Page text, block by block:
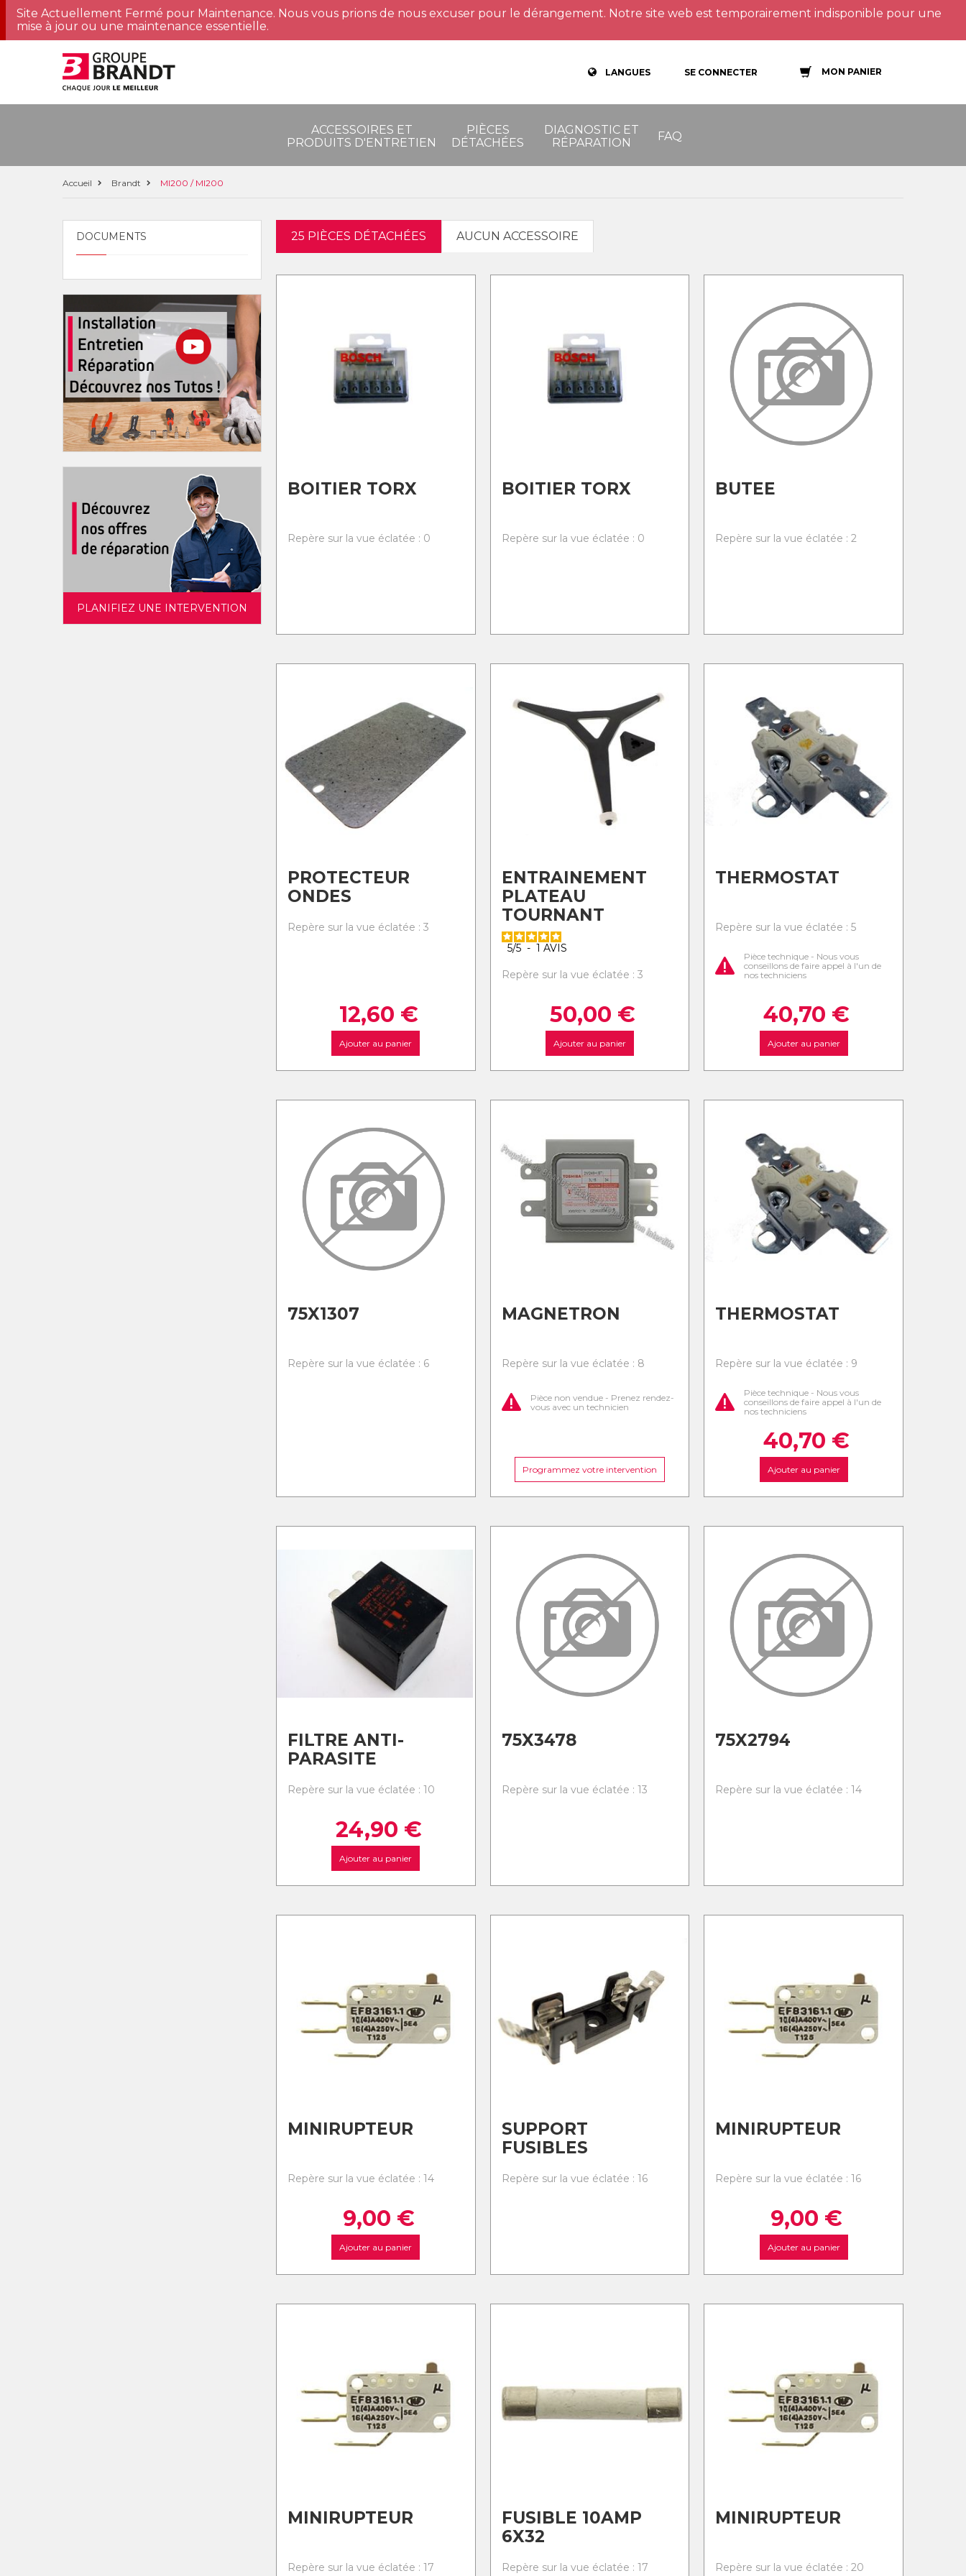
Site Actuellement Fermé pour Maintenance. Nous vous prions de nous excuser pour le dérangement. Notre site web est temporairement indisponible pour une
mise à jour ou une maintenance essentielle.
LANGUES SE CONNECTER MON PANIER
ACCESSOIRES ET
PRODUITS D'ENTRETIEN
PIÈCES
DÉTACHÉES
DIAGNOSTIC ET
RÉPARATION
FAQ
Accueil Brandt MI200 / MI200
DOCUMENTS
PLANIFIEZ UNE INTERVENTION
25 PIÈCES DÉTACHÉES AUCUN ACCESSOIRE
BOITIER TORX
Repère sur la vue éclatée : 0
BOITIER TORX
Repère sur la vue éclatée : 0
BUTEE
Repère sur la vue éclatée : 2
PROTECTEUR
ONDES
Repère sur la vue éclatée : 3
12,60 €
Ajouter au panier
ENTRAINEMENT
PLATEAU
TOURNANT
5/5 - 1 AVIS
Repère sur la vue éclatée : 3
50,00 €
Ajouter au panier
THERMOSTAT
Repère sur la vue éclatée : 5
Pièce technique - Nous vous
conseillons de faire appel à l'un de
nos techniciens
40,70 €
Ajouter au panier
75X1307
Repère sur la vue éclatée : 6
MAGNETRON
Repère sur la vue éclatée : 8
Pièce non vendue - Prenez rendez-
vous avec un technicien
Programmez votre intervention
THERMOSTAT
Repère sur la vue éclatée : 9
Pièce technique - Nous vous
conseillons de faire appel à l'un de
nos techniciens
40,70 €
Ajouter au panier
FILTRE ANTI-
PARASITE
Repère sur la vue éclatée : 10
24,90 €
Ajouter au panier
75X3478
Repère sur la vue éclatée : 13
75X2794
Repère sur la vue éclatée : 14
MINIRUPTEUR
Repère sur la vue éclatée : 14
9,00 €
Ajouter au panier
SUPPORT
FUSIBLES
Repère sur la vue éclatée : 16
MINIRUPTEUR
Repère sur la vue éclatée : 16
9,00 €
Ajouter au panier
MINIRUPTEUR
Repère sur la vue éclatée : 17
FUSIBLE 10AMP
6X32
Repère sur la vue éclatée : 17
MINIRUPTEUR
Repère sur la vue éclatée : 20